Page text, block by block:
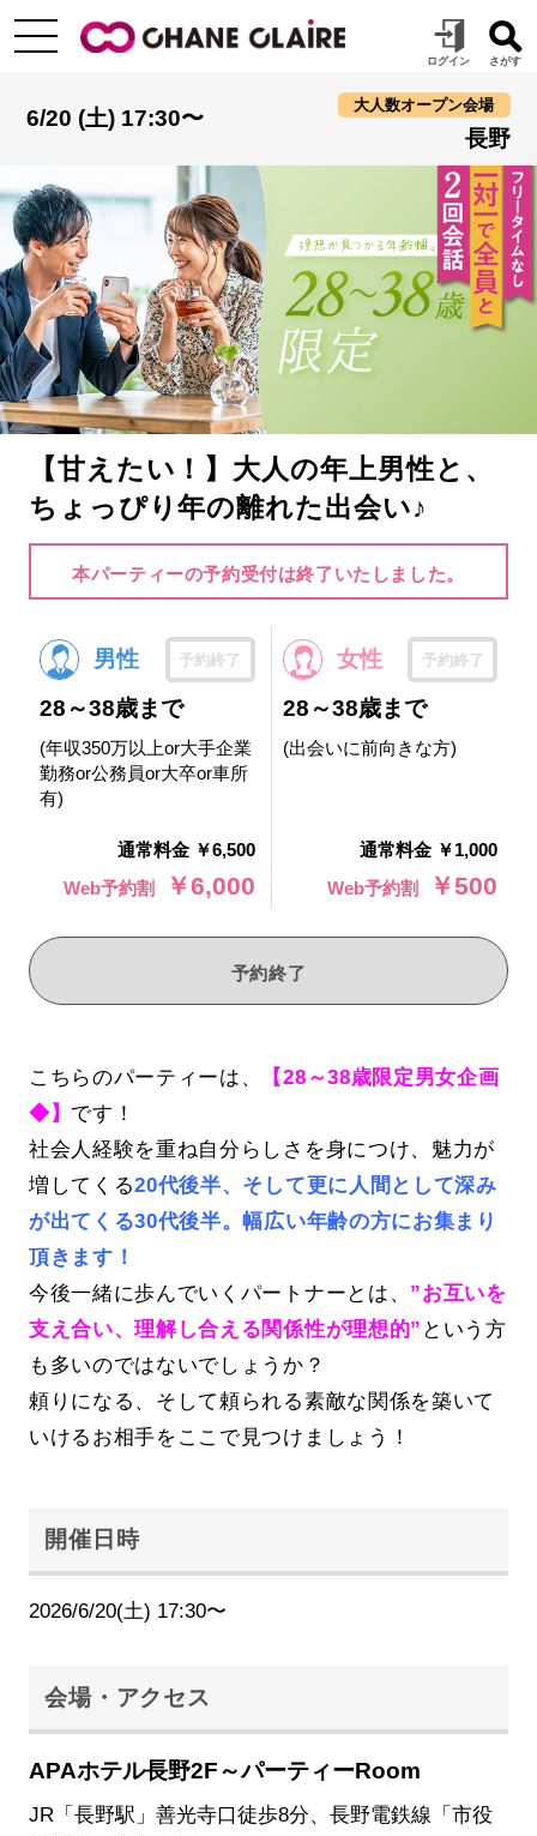
6/20 (土) 17:30〜
大人数オープン会場
長野
【甘えたい！】大人の年上男性と、
ちょっぴり年の離れた出会い♪
本パーティーの予約受付は終了いたしました。
男性 予約終了
28～38歳まで
(年収350万以上or大手企業
勤務or公務員or大卒or車所
有)
通常料金 ￥6,500
Web予約割
￥6,000
女性 予約終了
28～38歳まで
(出会いに前向きな方)
通常料金 ￥1,000
Web予約割
￥500
予約終了
こちらのパーティーは、
【28～38歳限定男女企画
◆】 です！
社会人経験を重ね自分らしさを身につけ、魅力が
増してくる20代後半、そして更に人間として深み
が出てくる30代後半。幅広い年齢の方にお集まり
頂きます！
今後一緒に歩んでいくパートナーとは、 ”お互いを
支え合い、理解し合える関係性が理想的” という方
も多いのではないでしょうか？
頼りになる、そして頼られる素敵な関係を築いて
いけるお相手をここで見つけましょう！
開催日時
2026/6/20(土) 17:30〜
会場・アクセス
APAホテル長野2F～パーティーRoom
JR「長野駅」善光寺口徒歩8分、長野電鉄線「市役